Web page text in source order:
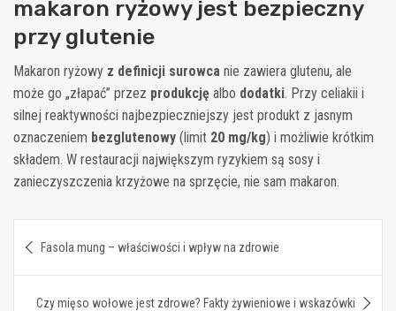
makaron ryżowy jest bezpieczny
przy glutenie
Makaron ryżowy z definicji surowca nie zawiera glutenu, ale
może go „złapać” przez produkcję albo dodatki. Przy celiakii i
silnej reaktywności najbezpieczniejszy jest produkt z jasnym
oznaczeniem bezglutenowy (limit 20 mg/kg) i możliwie krótkim
składem. W restauracji największym ryzykiem są sosy i
zanieczyszczenia krzyżowe na sprzęcie, nie sam makaron.
wpisu
Fasola mung – właściwości i wpływ na zdrowie
Czy mięso wołowe jest zdrowe? Fakty żywieniowe i wskazówki